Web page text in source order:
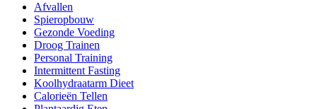
Afvallen
Spieropbouw
Gezonde Voeding
Droog Trainen
Personal Training
Intermittent Fasting
Koolhydraatarm Dieet
Calorieën Tellen